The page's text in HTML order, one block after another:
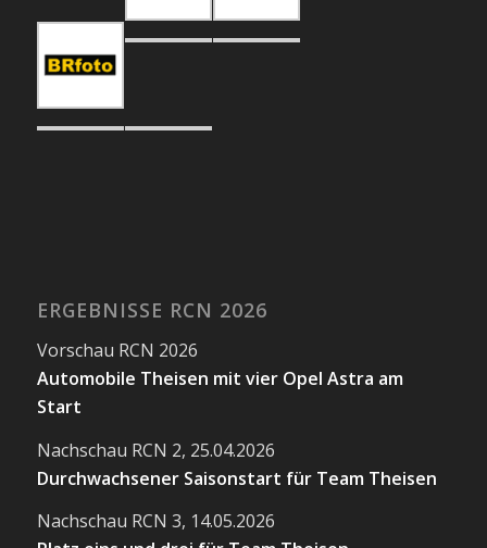
ERGEBNISSE RCN 2026
Vorschau RCN 2026
Automobile Theisen mit vier Opel Astra am
Start
Nachschau RCN 2, 25.04.2026
Durchwachsener Saisonstart für Team Theisen
Nachschau RCN 3, 14.05.2026